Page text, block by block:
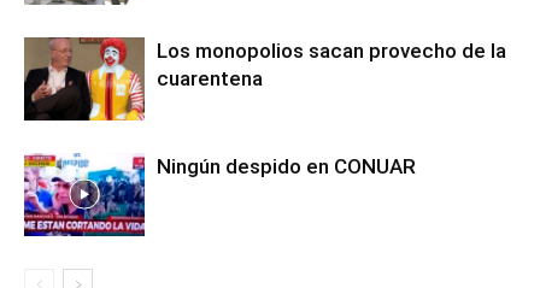
Los monopolios sacan provecho de la
cuarentena
Ningún despido en CONUAR